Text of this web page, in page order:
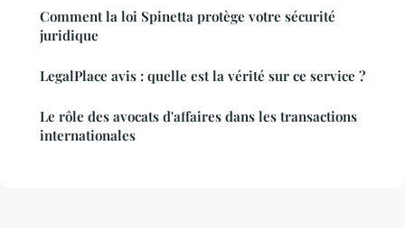
Comment la loi Spinetta protège votre sécurité
juridique
LegalPlace avis : quelle est la vérité sur ce service ?
Le rôle des avocats d'affaires dans les transactions
internationales